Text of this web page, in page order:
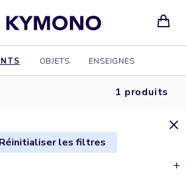
OBJETS ENSEIGNES
1 produits
Réinitialiser les filtres